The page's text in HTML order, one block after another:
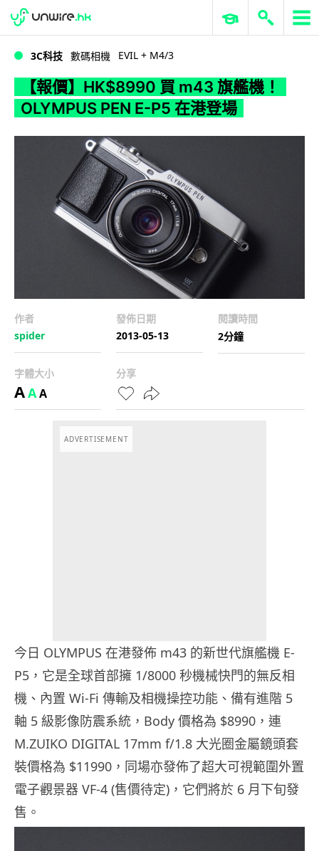
WWDC 2026 ERP 與商業 AI
3C科技 數碼相機 EVIL + M4/3
【報價】HK$8990 買 m43 旗艦機！
OLYMPUS PEN E-P5 在港登場
作者
spider
發佈日期
2013-05-13
閱讀時間
2分鐘
字體大小
AAA
分享
ADVERTISEMENT
今日 OLYMPUS 在港發佈 m43 的新世代旗艦機 E-
P5，它是全球首部擁 1/8000 秒機械快門的無反相
機、內置 Wi-Fi 傳輸及相機操控功能、備有進階 5
軸 5 級影像防震系統，Body 價格為 $8990，連
M.ZUIKO DIGITAL 17mm f/1.8 大光圈金屬鏡頭套
裝價格為 $11990，同場亦發佈了超大可視範圍外置
電子觀景器 VF-4 (售價待定)，它們將於 6 月下旬發
售。